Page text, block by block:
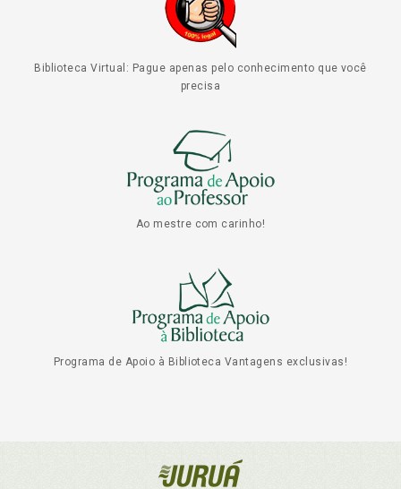
Biblioteca Virtual: Pague apenas pelo conhecimento que você
precisa
Ao mestre com carinho!
Programa de Apoio à Biblioteca Vantagens exclusivas!